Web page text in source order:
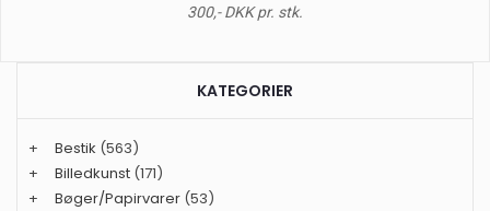
300,- DKK pr. stk.
KATEGORIER
+ Bestik (563)
+
Billedkunst (171)
+
Bøger/Papirvarer (53)